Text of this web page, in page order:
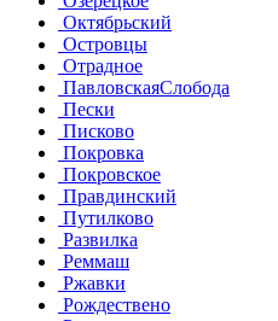
Октябрьский
Островцы
Отрадное
ПавловскаяСлобода
Пески
Писково
Покровка
Покровское
Правдинский
Путилково
Развилка
Реммаш
Ржавки
Рождествено